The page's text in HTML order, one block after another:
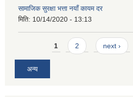
सामाजिक सुरक्षा भत्ता नयाँ कायम दर
मिति: 10/14/2020 - 13:13
Pages1 2 next ›
अन्य